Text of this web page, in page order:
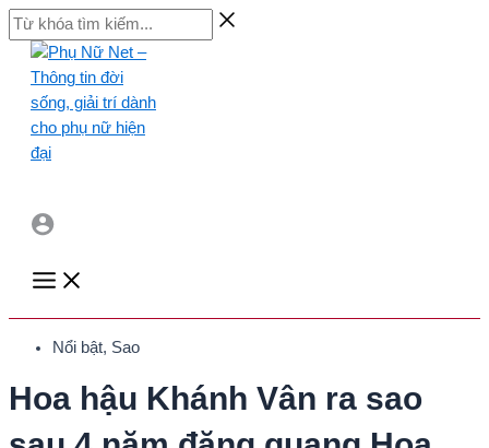
Skip
to
content
Từ
khóa
kiếm...
Main
Menu
Nổi bật, Sao
Hoa hậu Khánh Vân ra sao